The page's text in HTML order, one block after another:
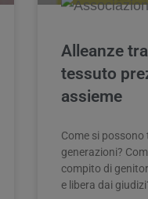
Alleanze
tessuto
assieme
Come si possono
generazioni?
compito di
e libera dai